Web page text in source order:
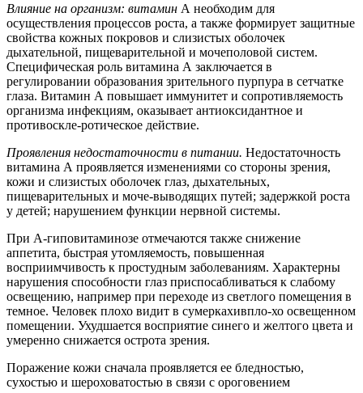
Влияние на организм: витамин А необходим для
осуществления процессов роста, а также формирует защитные
свойства кожных покровов и слизистых оболочек
дыхательной, пищеварительной и мочеполовой систем.
Специфическая роль витамина А заключается в
регулировании образования зрительного пурпура в сетчатке
глаза. Витамин А повышает иммунитет и сопротивляемость
организма инфекциям, оказывает антиоксидантное и
противоскле-ротическое действие.
Проявления недостаточности в питании. Недостаточность
витамина А проявляется изменениями со стороны зрения,
кожи и слизистых оболочек глаз, дыхательных,
пищеварительных и моче-выводящих путей; задержкой роста
у детей; нарушением функции нервной системы.
При А-гиповитаминозе отмечаются также снижение
аппетита, быстрая утомляемость, повышенная
восприимчивость к простудным заболеваниям. Характерны
нарушения способности глаз приспосабливаться к слабому
освещению, например при переходе из светлого помещения в
темное. Человек плохо видит в сумеркахивпло-хо освещенном
помещении. Ухудшается восприятие синего и желтого цвета и
умеренно снижается острота зрения.
Поражение кожи сначала проявляется ее бледностью,
сухостью и шероховатостью в связи с ороговением